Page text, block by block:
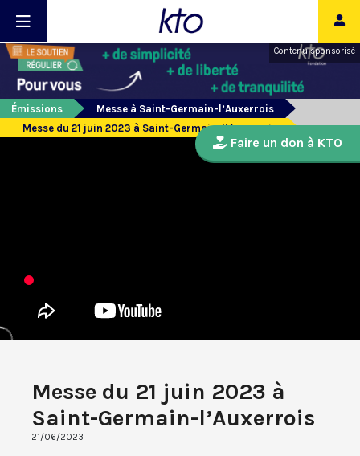
Contenu sponsorisé
Émissions
Messe à Saint-Germain-l’Auxerrois
Messe du 21 juin 2023 à Saint-Germain-l’Auxerrois
Messe du 21 juin 2023 à
Saint-Germain-l’Auxerrois
21/06/2023
Faire un don à KTO